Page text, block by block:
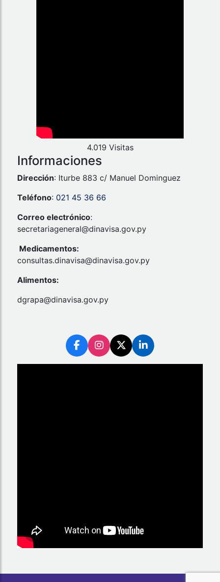
4.019 Visitas
Informaciones
Dirección: Iturbe 883 c/ Manuel Dominguez
Teléfono: 021 45 36 66
Correo electrónico:
secretariageneral@dinavisa.gov.py
Medicamentos:
consultas.dinavisa@dinavisa.gov.py
Alimentos:
dgrapa@dinavisa.gov.py